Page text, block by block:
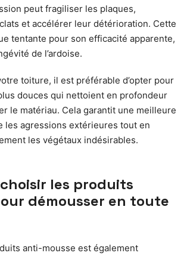
peut fragiliser les plaques,
et accélérer leur détérioration. Cette
tentante pour son efficacité apparente,
de l’ardoise.
toiture, il est préférable d’opter pour
douces qui nettoient en profondeur
le matériau. Cela garantit une meilleure
les agressions extérieures tout en
les végétaux indésirables.
les produits
démousser en toute
anti-mousse est également